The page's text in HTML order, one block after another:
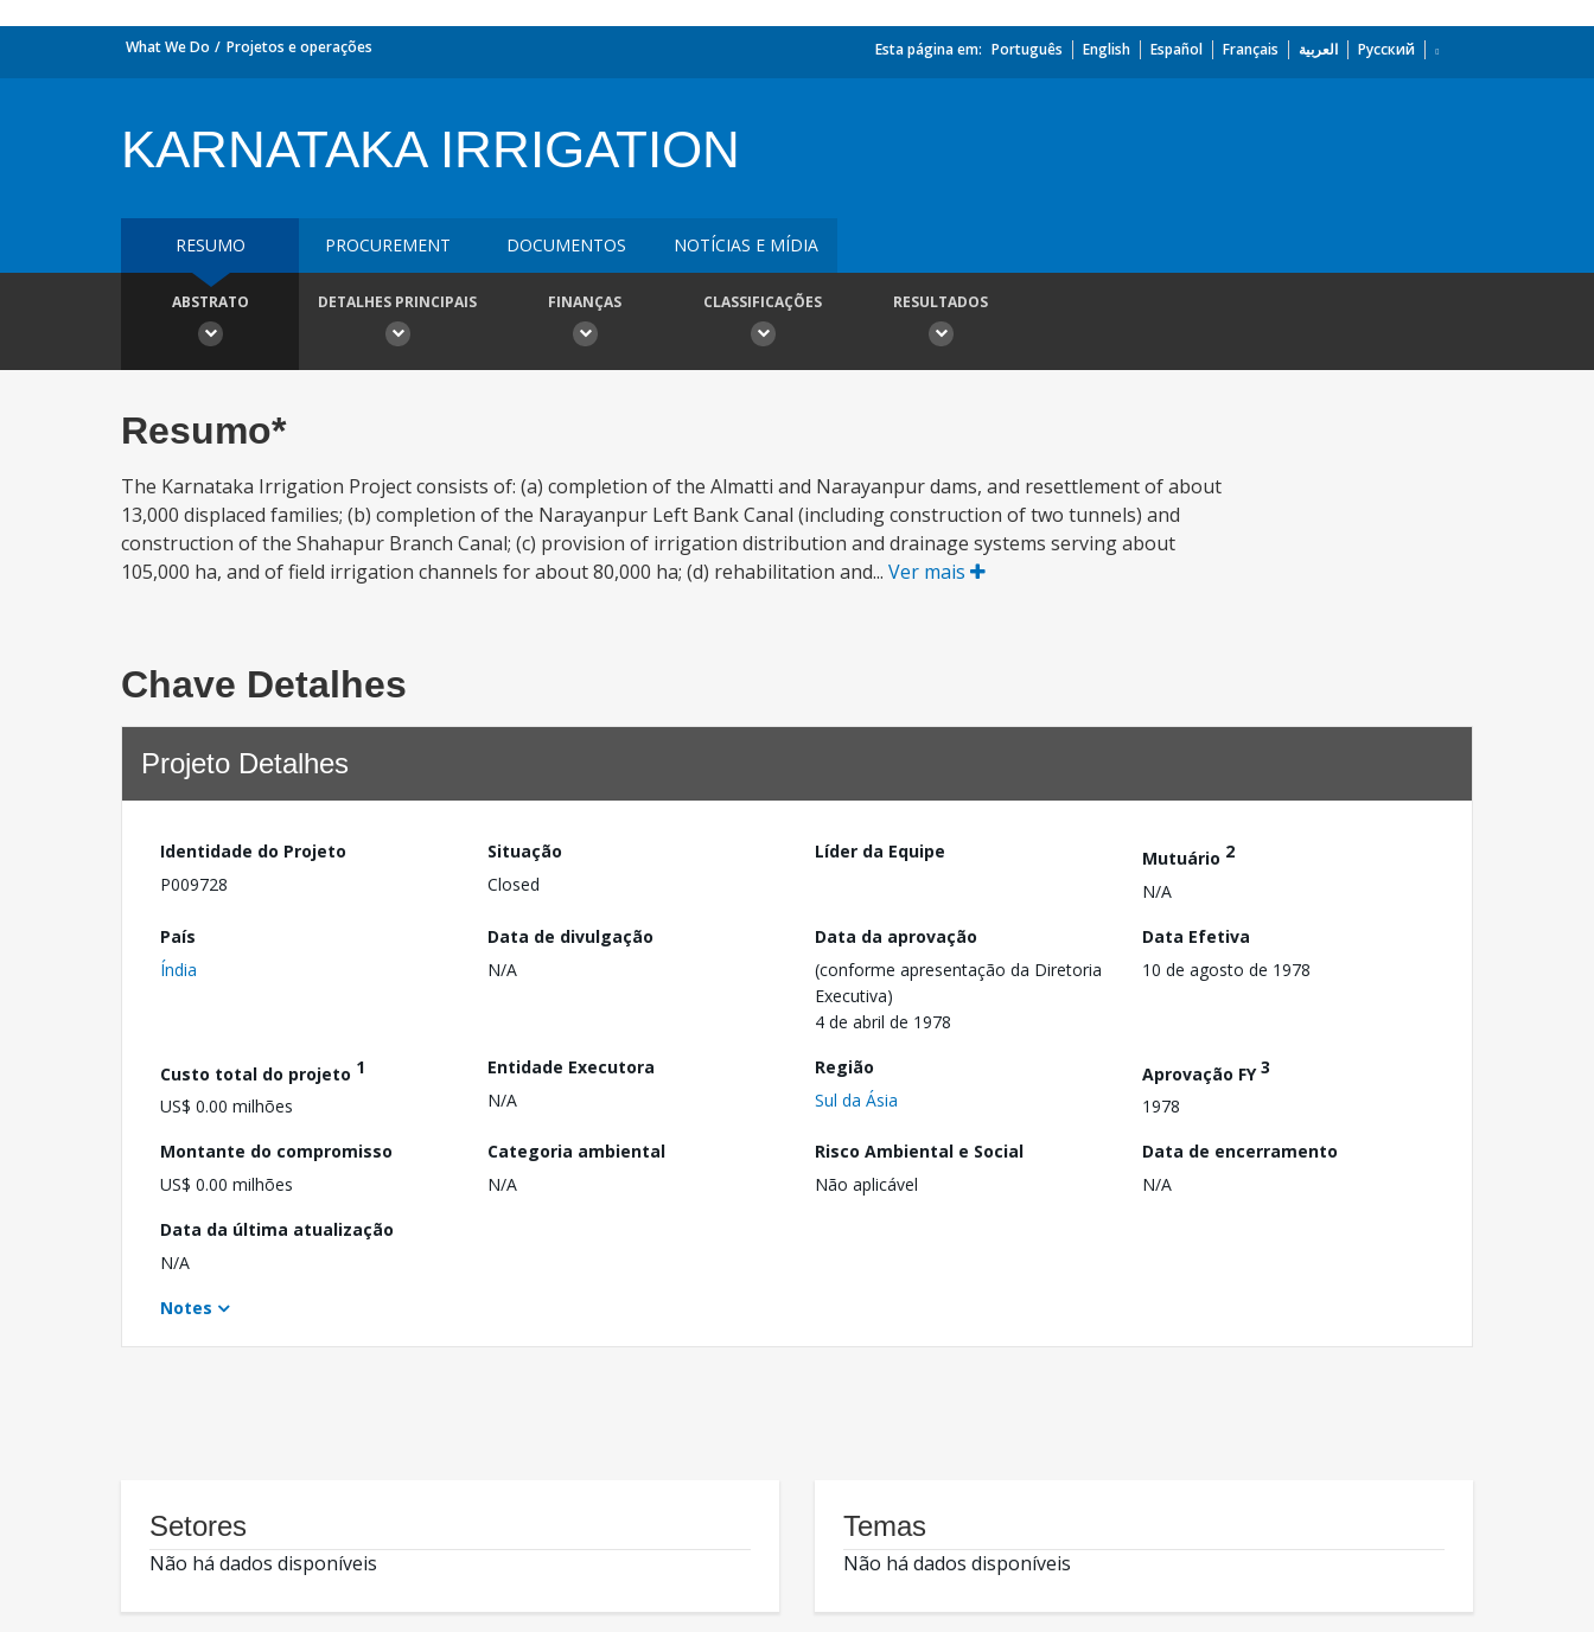
What We Do Projetos e operações Esta página em: Português English Español Français العربية Русский
KARNATAKA IRRIGATION
RESUMO PROCUREMENT DOCUMENTOS NOTÍCIAS E MÍDIA
ABSTRATO DETALHES PRINCIPAIS FINANÇAS CLASSIFICAÇÕES RESULTADOS
Resumo*
The Karnataka Irrigation Project consists of: (a) completion of the Almatti and Narayanpur dams, and resettlement of about
13,000 displaced families; (b) completion of the Narayanpur Left Bank Canal (including construction of two tunnels) and
construction of the Shahapur Branch Canal; (c) provision of irrigation distribution and drainage systems serving about
105,000 ha, and of field irrigation channels for about 80,000 ha; (d) rehabilitation and... Ver mais
Chave Detalhes
Projeto Detalhes
Identidade do Projeto
P009728
Situação
Closed
Líder da Equipe Mutuário 2
N/A
País
Índia
Data de divulgação
N/A
Data da aprovação
(conforme apresentação da Diretoria
Executiva)
4 de abril de 1978
Data Efetiva
10 de agosto de 1978
Custo total do projeto 1
US$ 0.00 milhões
Entidade Executora
N/A
Região
Sul da Ásia
Aprovação FY3
1978
Montante do compromisso
US$ 0.00 milhões
Categoria ambiental
N/A
Risco Ambiental e Social
Não aplicável
Data de encerramento
N/A
Data da última atualização
N/A
Notes
Setores
Não há dados disponíveis
Temas
Não há dados disponíveis